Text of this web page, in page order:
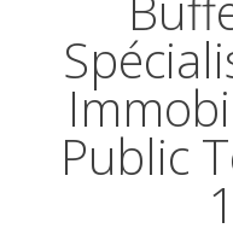
Public